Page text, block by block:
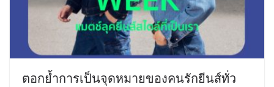
ตอกย้ำการเป็นจุดหมายของคนรักยีนส์ทั่ว